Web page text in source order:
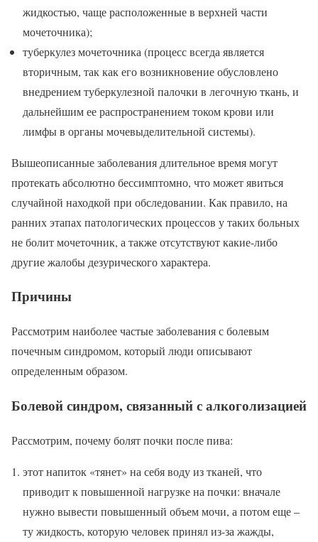
жидкостью, чаще расположенные в верхней части
мочеточника);
туберкулез мочеточника (процесс всегда является
вторичным, так как его возникновение обусловлено
внедрением туберкулезной палочки в легочную ткань, и
дальнейшим ее распространением током крови или
лимфы в органы мочевыделительной системы).
Вышеописанные заболевания длительное время могут
протекать абсолютно бессимптомно, что может явиться
случайной находкой при обследовании. Как правило, на
ранних этапах патологических процессов у таких больных
не болит мочеточник, а также отсутствуют какие-либо
другие жалобы дезурического характера.
Причины
Рассмотрим наиболее частые заболевания с болевым
почечным синдромом, который люди описывают
определенным образом.
Болевой синдром, связанный с алкоголизацией
Рассмотрим, почему болят почки после пива:
этот напиток «тянет» на себя воду из тканей, что
приводит к повышенной нагрузке на почки: вначале
нужно вывести повышенный объем мочи, а потом еще –
ту жидкость, которую человек принял из-за жажды,